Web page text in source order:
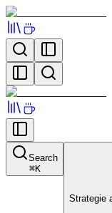
Search
⌘K
Strategie